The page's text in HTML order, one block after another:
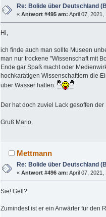
Re: Bolide über Deutschland
«Antwort #495 am: April 07, 2021,
Hi,
ich finde auch man sollte Museen
man nur trockene "Wissenschaft mit
Ende gar Spaß macht oder
hochkarätigen Wissenschaftlern die
über Wasser halten.
Der hat doch zuviel Lack gesoffen der
Gruß Mario.
Mettmann
Re: Bolide über Deutschland
«Antwort #496 am: April 07, 2021,
Sie! Gell?
Zumindest ist er ein Anwärter für den